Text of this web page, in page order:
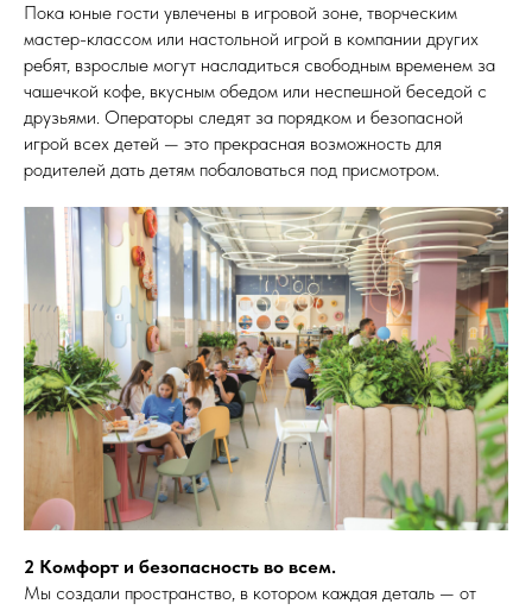
Пока юные гости увлечены в игровой зоне, творческим
мастер-классом или настольной игрой в компании других
ребят, взрослые могут насладиться свободным временем за
чашечкой кофе, вкусным обедом или неспешной беседой с
друзьями. Операторы следят за порядком и безопасной
игрой всех детей — это прекрасная возможность для
родителей дать детям побаловаться под присмотром.
2 Комфорт и безопасность во всем.
Мы создали пространство, в котором каждая деталь — от